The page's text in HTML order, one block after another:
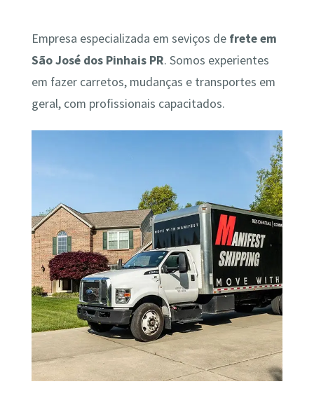
Empresa especializada em seviços de frete em
São José dos Pinhais PR. Somos experientes
em fazer carretos, mudanças e transportes em
geral, com profissionais capacitados.